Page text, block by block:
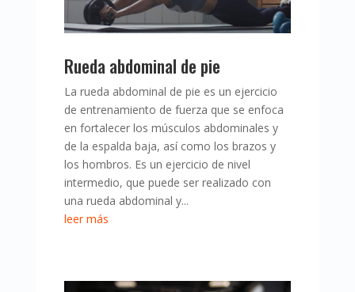
Rueda abdominal de pie
La rueda abdominal de pie es un ejercicio
de entrenamiento de fuerza que se enfoca
en fortalecer los músculos abdominales y
de la espalda baja, así como los brazos y
los hombros. Es un ejercicio de nivel
intermedio, que puede ser realizado con
una rueda abdominal y...
leer más